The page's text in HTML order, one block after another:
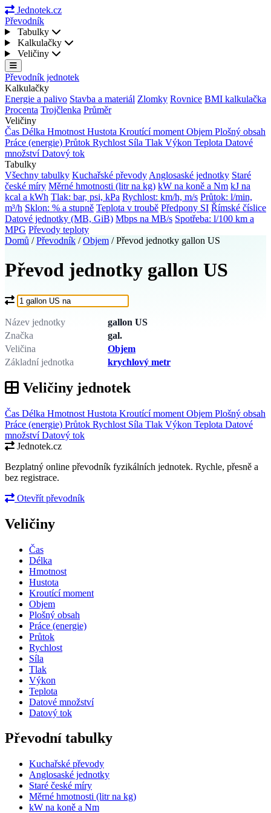
Jednotek.cz
Převodník
Tabulky
Kalkulačky
Veličiny
Převodník jednotek
Kalkulačky
Energie a palivo Stavba a materiál Zlomky Rovnice BMI kalkulačka
Procenta Trojčlenka Průměr
Veličiny
Čas Délka Hmotnost Hustota Kroutící moment Objem Plošný obsah
Práce (energie) Průtok Rychlost Síla Tlak Výkon Teplota Datové
množstvíDatový tok
Tabulky
Všechny tabulky Kuchařské převody Anglosaské jednotky Staré
české míry Měrné hmotnosti (litr na kg) kW na koně a Nm kJ na
kcal a kWh Tlak: bar, psi, kPa Rychlost: km/h, m/s Průtok: l/min,
m³/h Sklon: % a stupně Teplota v troubě Předpony SI Římské číslice
Datové jednotky (MB, GiB) Mbps na MB/s Spotřeba: l/100 km a
MPG Převody teploty
Domů / Převodník / Objem / Převod jednotky gallon US
Převod jednotky gallon US
Co chcete převést?
Název jednotky
gallon US
Značka
gal.
Veličina
Objem
Základní jednotka
krychlový metr
Veličiny jednotek
Čas Délka Hmotnost Hustota Kroutící moment Objem Plošný obsah
Práce (energie) Průtok Rychlost Síla Tlak Výkon Teplota Datové
množstvíDatový tok
Jednotek.cz
Bezplatný online převodník fyzikálních jednotek. Rychle, přesně a
bez registrace.
Otevřít převodník
Veličiny
Čas
Délka
Hmotnost
Hustota
Kroutící moment
Objem
Plošný obsah
Práce (energie)
Průtok
Rychlost
Síla
Tlak
Výkon
Teplota
Datové množství
Datový tok
Převodní tabulky
Kuchařské převody
Anglosaské jednotky
Staré české míry
Měrné hmotnosti (litr na kg)
kW na koně a Nm